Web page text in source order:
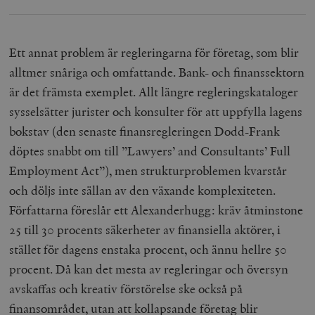
Ett annat problem är regleringarna för företag, som blir
alltmer snåriga och omfattande. Bank- och finanssektorn
är det främsta exemplet. Allt längre regleringskataloger
sysselsätter jurister och konsulter för att uppfylla lagens
bokstav (den senaste finansregleringen Dodd-Frank
döptes snabbt om till ”Lawyers’ and Consultants’ Full
Employment Act”), men strukturproblemen kvarstår
och döljs inte sällan av den växande komplexiteten.
Författarna föreslår ett Alexanderhugg: kräv åtminstone
25 till 30 procents säkerheter av finansiella aktörer, i
stället för dagens enstaka procent, och ännu hellre 50
procent. Då kan det mesta av regleringar och översyn
avskaffas och kreativ förstörelse ske också på
finansområdet, utan att kollapsande företag blir
.timbro.se
woocommerce_items_in_cart
Inc.
wp_woocommerce_session_[abcdef0123456789]
timbro.se